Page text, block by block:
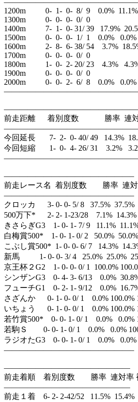
1200m 0- 1- 0- 8/ 9 0.0% 11.1%
1300m 0- 0- 0- 0/ 0
1400m 7- 1- 0- 31/ 39 17.9%
1500m 0- 0- 0- 1/ 1 0.0% 0.0%
1600m 2- 8- 6- 38/ 54 3.7%
1700m 0- 0- 0- 0/ 0
1800m 1- 0- 2- 20/ 23 4.3%
1900m 0- 0- 0- 0/ 0
2000m 0- 0- 2- 6/ 8 0.0% 0.0%
前走距離 着別度数 勝率 連対
今回延長 7- 2- 0- 40/ 49 14.3%
今回短縮 1- 0- 4- 26/ 31 3.2%
————————————————–
前走レース名 着別度数 勝率 連対
————————————————–
クロッカ 3- 0- 0- 5/ 8 37.5% 37.5%
500万下* 2- 2- 1-23/28 7.1% 14.3%
きさらぎG3 1- 0- 1- 7/ 9 11.1%
白梅賞500* 1- 0- 1- 0/ 2 50.0% 50.0%
こぶし賞500* 1- 0- 0- 6/ 7 14.3%
新馬 1- 0- 0- 3/ 4 25.0% 25.0%
京王杯２G2 1- 0- 0- 0/ 1 100.0%
シンザンG3 0- 4- 3- 6/13 0.0%
フューチG1 0- 2- 1- 9/12 0.0%
さざんか 0- 1- 0- 0/ 1 0.0% 100.0%
いちょう 0- 1- 0- 0/ 1 0.0% 100.0%
若竹賞500* 0- 0- 1- 0/ 1 0.0% 0.0%
若駒Ｓ 0- 0- 1- 0/ 1 0.0% 0.0%
ラジオたG3 0- 0- 1- 0/ 1 0.0% 0.0%
————————————————–
————————————————
前走着順 着別度数 勝率 連対率
————————————————
前走１着 6- 2- 2-42/52 11.5% 15.4%